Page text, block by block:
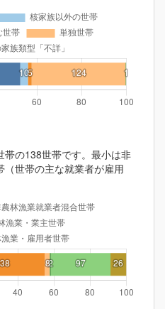
の138世帯です。最小は非
世帯の主な就業者が雇用